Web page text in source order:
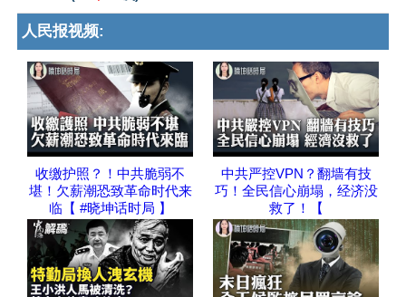
人民报视频:
收缴护照？！中共脆弱不
堪！欠薪潮恐致革命时代来
临【 #晓坤话时局 】
中共严控VPN？翻墙有技
巧！全民信心崩塌，经济没
救了！【